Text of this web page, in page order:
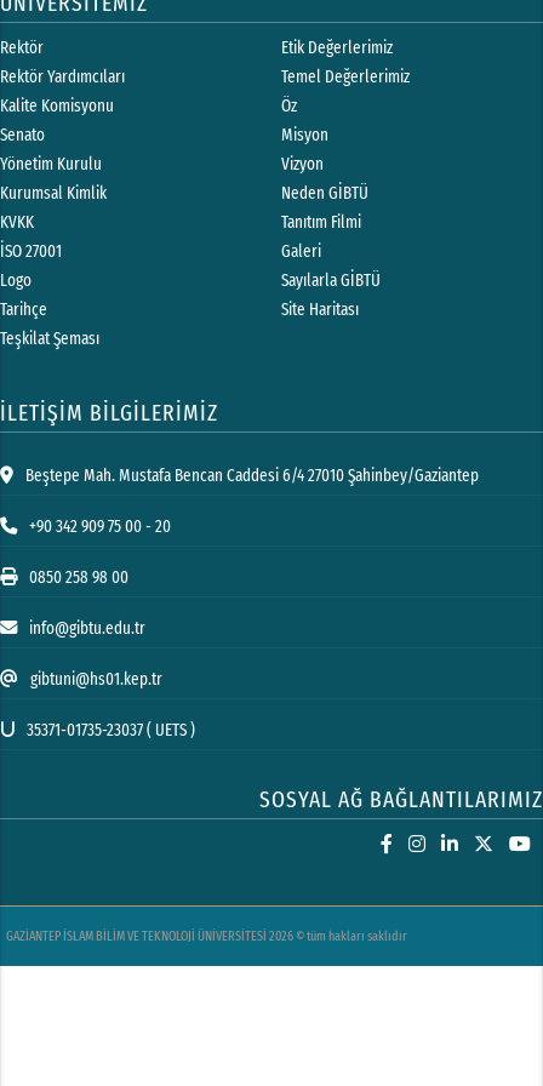
Rektör
Rektör Yardımcıları
Kalite Komisyonu
Senato
Yönetim Kurulu
Kurumsal Kimlik
KVKK
İSO 27001
Logo
Tarihçe
Teşkilat Şeması
Etik Değerlerimiz
Temel Değerlerimiz
Öz
Misyon
Vizyon
Neden GİBTÜ
Tanıtım Filmi
Galeri
Sayılarla GİBTÜ
Site Haritası
İLETİŞİM BİLGİLERİMİZ
Beştepe Mah. Mustafa Bencan Caddesi 6/4 27010 Şahinbey/Gaziantep
+90 342 909 75 00 - 20
0850 258 98 00
info@gibtu.edu.tr
gibtuni@hs01.kep.tr
35371-01735-23037 ( UETS )
SOSYAL AĞ BAĞLANTILARIMIZ
GAZİANTEP İSLAM BİLİM VE TEKNOLOJİ ÜNİVERSİTESİ 2026 © tüm hakları saklıdır